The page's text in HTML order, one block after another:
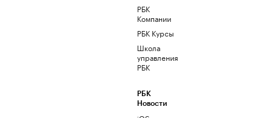
РБК
Компании
РБК Курсы
Школа
управления
РБК
РБК
Новости